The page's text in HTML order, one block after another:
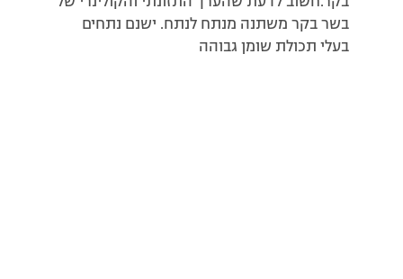
בשר בקר משתנה מנתח לנתח. ישנם נתחים
בעלי תכולת שומן גבוהה